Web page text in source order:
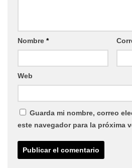
Nombre *
Web
Guarda mi nombre, correo
este navegador para la próxima